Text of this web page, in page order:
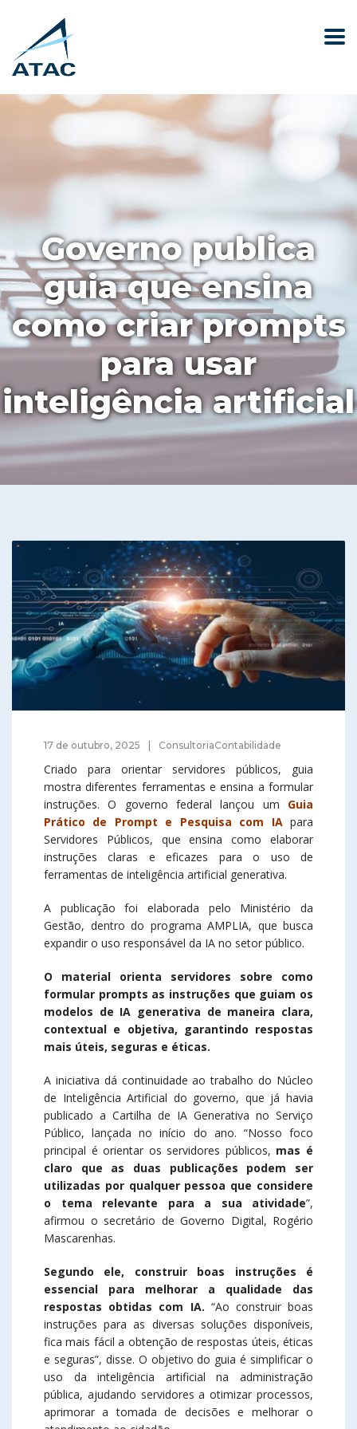
Governo publica
guia que ensina
como criar prompts
para usar
inteligência artificial
17 de outubro, 2025 ConsultoriaContabilidade
Criado para orientar servidores públicos, guia
mostra diferentes ferramentas e ensina a formular
instruções. O governo federal lançou um Guia
Prático de Prompt e Pesquisa com IApara
Servidores Públicos, que ensina como elaborar
instruções claras e eficazes para o uso de
ferramentas de inteligência artificial generativa.
A publicação foi elaborada pelo Ministério da
Gestão, dentro do programa AMPLIA, que busca
expandir o uso responsável da IA no setor público.
O material orienta servidores sobre como
formular prompts as instruções que guiam os
modelos de IA generativa de maneira clara,
contextual e objetiva, garantindo respostas
mais úteis, seguras e éticas.
A iniciativa dá continuidade ao trabalho do Núcleo
de Inteligência Artificial do governo, que já havia
publicado a Cartilha de IA Generativa no Serviço
Público, lançada no início do ano. “Nosso foco
principal é orientar os servidores públicos, mas é
claro que as duas publicações podem ser
utilizadas por qualquer pessoa que considere
o tema relevante para a sua atividade”,
afirmou o secretário de Governo Digital, Rogério
Mascarenhas.
Segundo ele, construir boas instruções é
essencial para melhorar a qualidade das
respostas obtidas com IA. “Ao construir boas
instruções para as diversas soluções disponíveis,
fica mais fácil a obtenção de respostas úteis, éticas
e seguras”, disse. O objetivo do guia é simplificar o
uso da inteligência artificial na administração
pública, ajudando servidores a otimizar processos,
aprimorar a tomada de decisões e melhorar o